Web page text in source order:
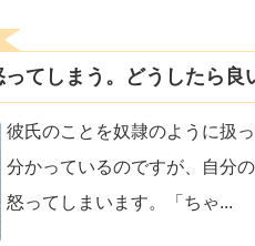
てしまう。どうしたら良
彼氏のことを奴隷のように扱
分かっているのですが、自分
怒ってしまいます。「ちゃ...